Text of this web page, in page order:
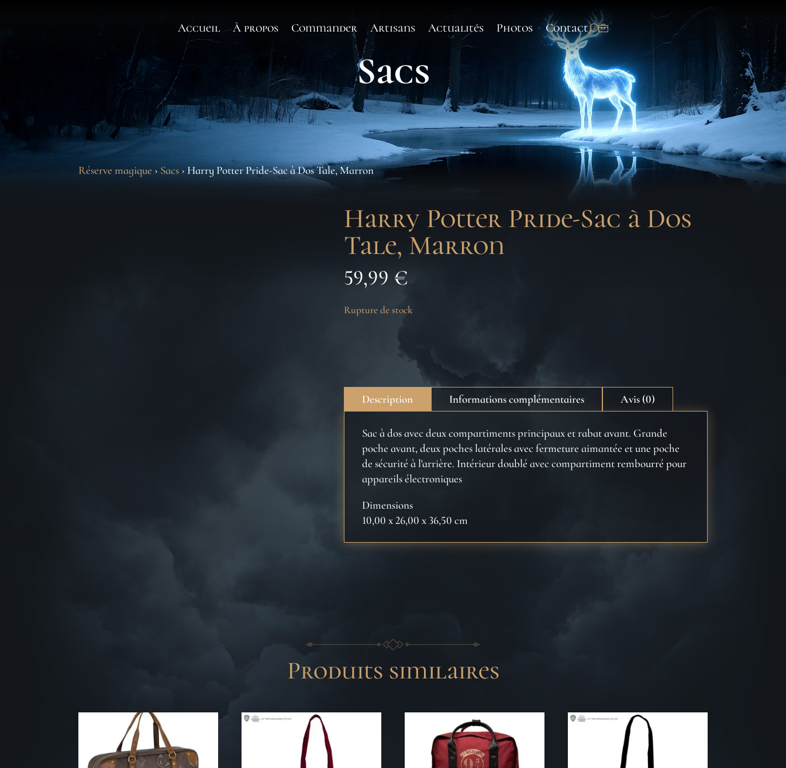
Accueil À propos Commander Artisans Actualités Photos Contact
Sacs
Réserve magique › Sacs › Harry Potter Pride-Sac à Dos Tale, Marron
Harry Potter Pride-Sac à Dos
Tale, Marron
59,99 €
Rupture de stock
Description Informations complémentaires Avis (0)
Sac à dos avec deux compartiments principaux et rabat avant. Grande
poche avant, deux poches latérales avec fermeture aimantée et une poche
de sécurité à l'arrière. Intérieur doublé avec compartiment rembourré pour
appareils électroniques
Dimensions
10,00 x 26,00 x 36,50 cm
Produits similaires